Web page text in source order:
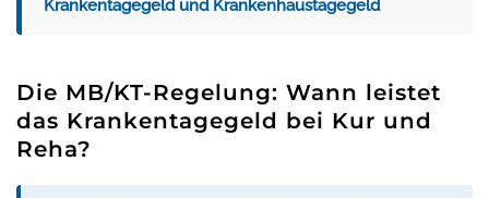
Krankentagegeld und Krankenhaustagegeld
Die MB/KT-Regelung: Wann leistet
das Krankentagegeld bei Kur und
Reha?